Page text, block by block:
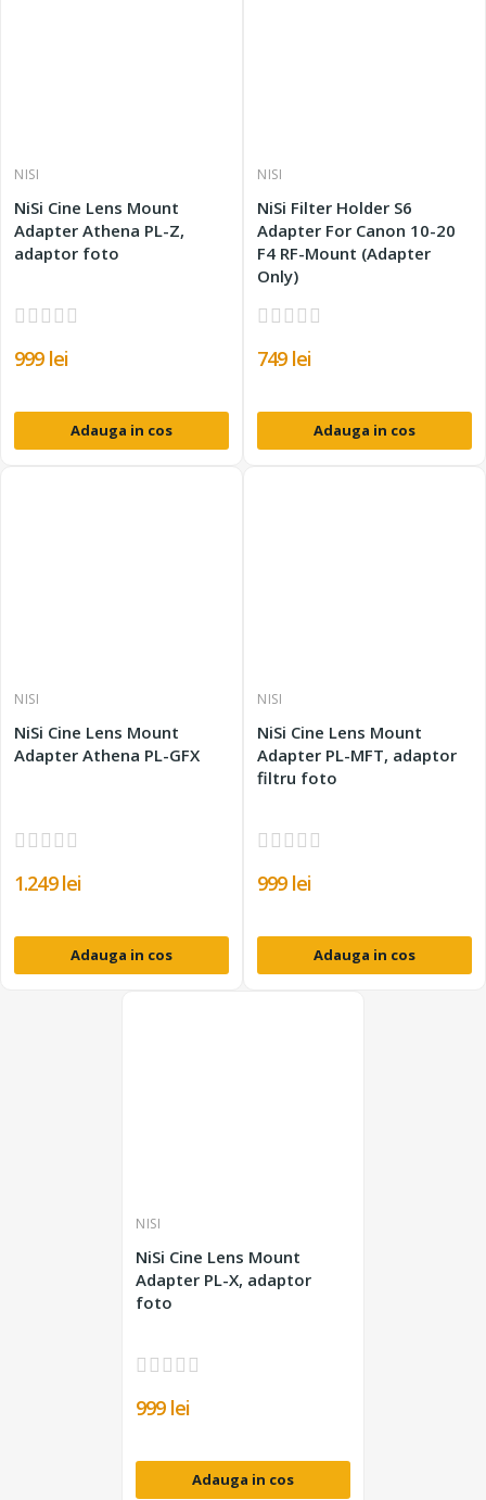
NISI
NiSi Cine Lens Mount
Adapter Athena PL-Z,
adaptor foto
999 lei
Adauga in cos
NISI
NiSi Filter Holder S6
Adapter For Canon 10-20
F4 RF-Mount (Adapter
Only)
749 lei
Adauga in cos
NISI
NiSi Cine Lens Mount
Adapter Athena PL-GFX
1.249 lei
Adauga in cos
NISI
NiSi Cine Lens Mount
Adapter PL-MFT, adaptor
filtru foto
999 lei
Adauga in cos
NISI
NiSi Cine Lens Mount
Adapter PL-X, adaptor
foto
999 lei
Adauga in cos